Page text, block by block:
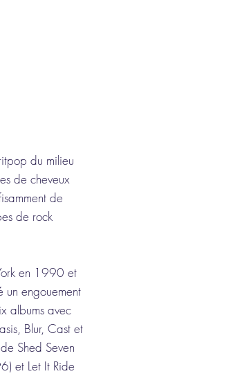
du milieu
de cheveux
de
de rock
en 1990 et
un engouement
albums avec
Blur, Cast et
Shed Seven
et Let It Ride